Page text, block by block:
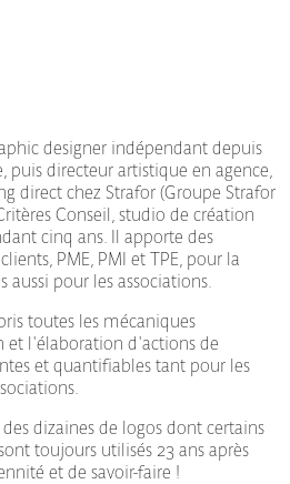
designer indépendant depuis
puis directeur artistique en agence,
direct chez Strafor (Groupe Strafor
Conseil, studio de création
cinq ans. Il apporte des
PME, PMI et TPE, pour la
pour les associations.
toutes les mécaniques
et l'élaboration d'actions de
et quantifiables tant pour les
dizaines de logos dont certains
toujours utilisés 23 ans après
et de savoir-faire !